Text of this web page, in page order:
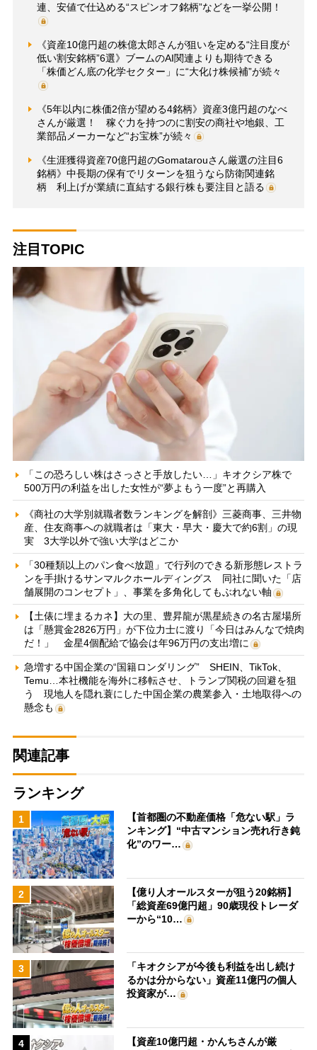
連、安値で仕込める“スピンオフ銘柄”などを一挙公開！
《資産10億円超の株億太郎さんが狙いを定める“注目度が
低い割安銘柄”6選》ブームのAI関連よりも期待できる
「株価どん底の化学セクター」に“大化け株候補”が続々
《5年以内に株価2倍が望める4銘柄》資産3億円超のなべ
さんが厳選！ 稼ぐ力を持つのに割安の商社や地銀、工
業部品メーカーなど“お宝株”が続々
《生涯獲得資産70億円超のGomatarouさん厳選の注目6
銘柄》中長期の保有でリターンを狙うなら防衛関連銘
柄 利上げが業績に直結する銀行株も要注目と語る
注目TOPIC
「この恐ろしい株はさっさと手放したい…」キオクシア株で
500万円の利益を出した女性が“夢よもう一度”と再購入
《商社の大学別就職者数ランキングを解剖》三菱商事、三井物
産、住友商事への就職者は「東大・早大・慶大で約6割」の現
実 3大学以外で強い大学はどこか
「30種類以上のパン食べ放題」で行列のできる新形態レストラ
ンを手掛けるサンマルクホールディングス 同社に聞いた「店
舗展開のコンセプト」、事業を多角化してもぶれない軸
【土俵に埋まるカネ】大の里、豊昇龍が黒星続きの名古屋場所
は「懸賞金2826万円」が下位力士に渡り「今日はみんなで焼肉
だ！」 金星4個配給で協会は年96万円の支出増に
急増する中国企業の“国籍ロンダリング” SHEIN、TikTok、
Temu…本社機能を海外に移転させ、トランプ関税の回避を狙
う 現地人を隠れ蓑にした中国企業の農業参入・土地取得への
懸念も
関連記事
ランキング
1
【首都圏の不動産価格「危ない駅」ラ
ンキング】“中古マンション売れ行き鈍
化”のワー…
2
【億り人オールスターが狙う20銘柄】
「総資産69億円超」90歳現役トレーダ
ーから“10…
3
「キオクシアが今後も利益を出し続け
るかは分からない」資産11億円の個人
投資家が…
4
【資産10億円超・かんちさんが厳